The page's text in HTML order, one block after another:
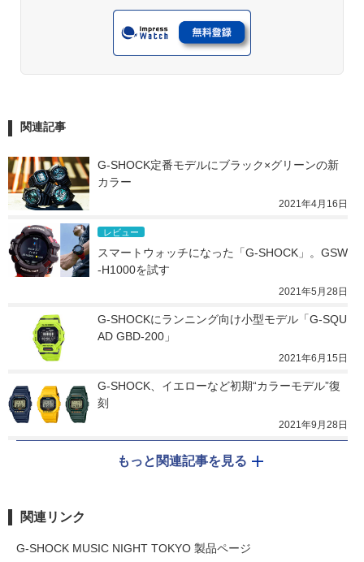
関連記事
G-SHOCK定番モデルにブラック×グリーンの新
カラー
2021年4月16日
レビュー
スマートウォッチになった「G-SHOCK」。GSW
-H1000を試す
2021年5月28日
G-SHOCKにランニング向け小型モデル「G-SQU
AD GBD-200」
2021年6月15日
G-SHOCK、イエローなど初期“カラーモデル”復
刻
2021年9月28日
もっと関連記事を見る
関連リンク
G-SHOCK MUSIC NIGHT TOKYO 製品ページ